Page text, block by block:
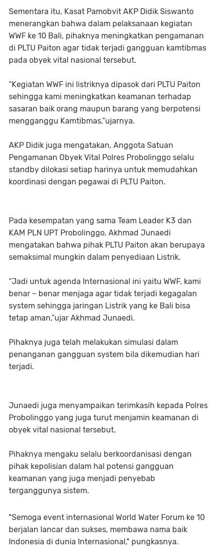
Sementara itu, Kasat Pamobvit AKP Didik Siswanto
menerangkan bahwa dalam pelaksanaan kegiatan
WWF ke 10 Bali, pihaknya meningkatkan pengamanan
di PLTU Paiton agar tidak terjadi gangguan kamtibmas
pada obyek vital nasional tersebut.
“Kegiatan WWF ini listriknya dipasok dari PLTU Paiton
sehingga kami meningkatkan keamanan terhadap
sasaran baik orang maupun barang yang berpotensi
mengganggu Kamtibmas,”ujarnya.
AKP Didik juga mengatakan, Anggota Satuan
Pengamanan Obyek Vital Polres Probolinggo selalu
standby dilokasi setiap harinya untuk memudahkan
koordinasi dengan pegawai di PLTU Paiton.
Pada kesempatan yang sama Team Leader K3 dan
KAM PLN UPT Probolinggo, Akhmad Junaedi
mengatakan bahwa pihak PLTU Paiton akan berupaya
semaksimal mungkin dalam penyediaan Listrik.
“Jadi untuk agenda Internasional ini yaitu WWF, kami
benar – benar menjaga agar tidak terjadi kegagalan
system sehingga jaringan Listrik yang ke Bali bisa
tetap aman,”ujar Akhmad Junaedi.
Pihaknya juga telah melakukan simulasi dalam
penanganan gangguan system bila dikemudian hari
terjadi.
Junaedi juga menyampaikan terimkasih kepada Polres
Probolinggo yang juga turut menjamin keamanan di
obyek vital nasional tersebut.
Pihaknya mengaku selalu berkoordanisasi dengan
pihak kepolisian dalam hal potensi gangguan
keamanan yang juga menjadi penyebab
terganggunya sistem.
"Semoga event internasional World Water Forum ke 10
berjalan lancar dan sukses, membawa nama baik
Indonesia di dunia Internasional," pungkasnya.